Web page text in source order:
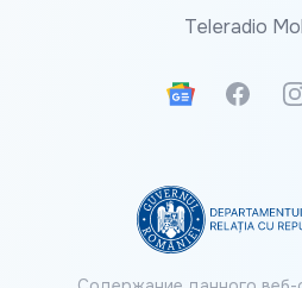
Teleradio
Google News